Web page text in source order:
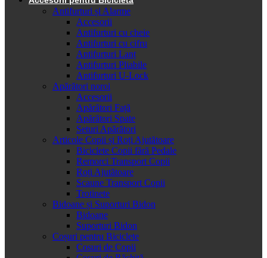
Antifurturi și Alarme
Accesorii
Antifurturi cu cheie
Antifurturi cu cifru
Antifurturi Lanț
Antifurturi Pliabile
Antifurturi U-Lock
Apărători noroi
Accesorii
Apărători Față
Apărători Spate
Seturi Apărători
Articole Copii și Roți Ajutătoare
Biciclete Copii fără Pedale
Remorci Transport Copii
Roți Ajutătoare
Scaune Transport Copii
Trotinete
Bidoane și Suporturi Bidon
Bidoane
Suporturi Bidon
Coșuri pentru Biciclete
Cosuri de Copii